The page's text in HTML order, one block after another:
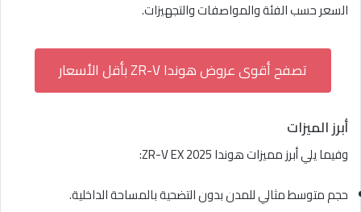
السعر حسب الفئة والمواصفات والتجهيزات.
تصفح أقوى عروض هوندا ZR-V بأقل الأسعار
أبرز الميزات
وفيما يلي أبرز مميزات هوندا ZR-V EX 2025:
حجم متوسط مثالي للمدن بدون التضحية بالمساحة الداخلية.